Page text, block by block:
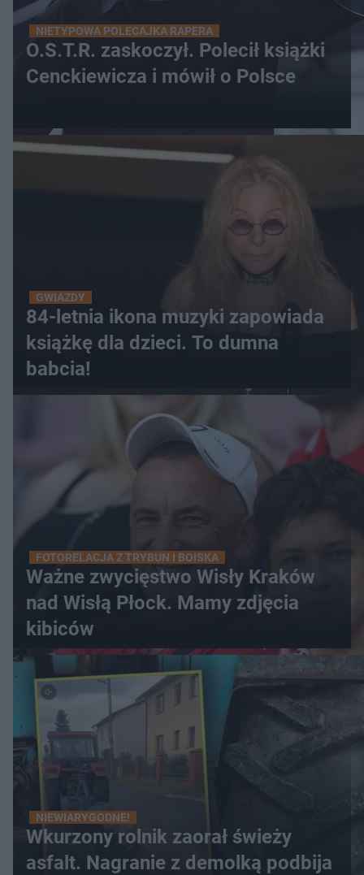
NIETYPOWA POLECAJKA RAPERA
O.S.T.R. zaskoczył. Polecił książki
Cenckiewicza i mówił o Polsce
GWIAZDY
84-letnia ikona muzyki zapowiada
książkę dla dzieci. To dumna
babcia!
FOTORELACJA Z TRYBUN I BOISKA
Ważne zwycięstwo Wisły Kraków
nad Wisłą Płock. Mamy zdjęcia
kibiców
NIEWIARYGODNE!
Wkurzony rolnik zaorał świeży
asfalt. Nagranie z demolką podbija